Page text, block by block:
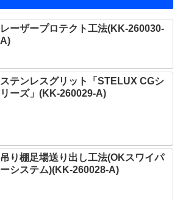
レーザープロテクト⼯法(KK-260030-
A)
ステンレスグリット「STELUX CGシ
リーズ」(KK-260029-A)
吊り棚足場送り出し工法(OKスワイパ
ーシステム)(KK-260028-A)